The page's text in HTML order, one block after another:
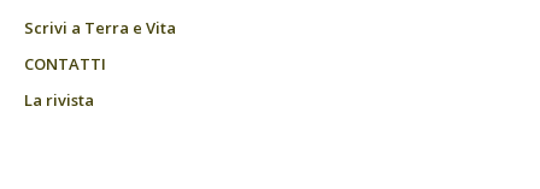
Scrivi a Terra e Vita
CONTATTI
La rivista